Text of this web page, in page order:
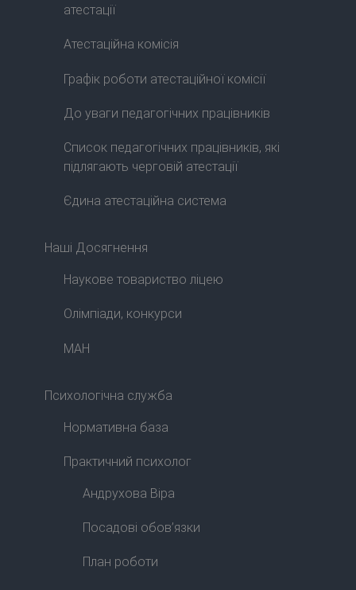
атестації
Атестаційна комісія
Графік роботи атестаційної комісії
До уваги педагогічних працівників
Список педагогічних працівників, які
підлягають черговій атестації
Єдина атестаційна система
Наші Досягнення
Наукове товариство ліцею
Олімпіади, конкурси
МАН
Психологічна служба
Нормативна база
Практичний психолог
Андрухова Віра
Посадові обов’язки
План роботи